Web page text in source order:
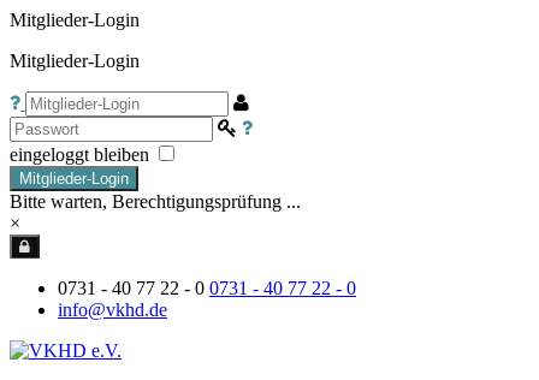
Mitglieder-Login
Mitglieder-Login
eingeloggt bleiben
Mitglieder-Login
Bitte warten, Berechtigungsprüfung ...
×
0731 - 40 77 22 - 0 0731 - 40 77 22 - 0
info@vkhd.de